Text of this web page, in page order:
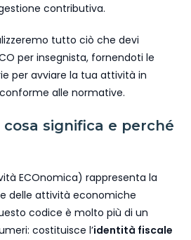
contributiva.
tutto ciò che devi
per insegnista, fornendoti le
per avviare la tua attività in
alle normative.
cosa significa e perché
ECOnomica) rappresenta la
delle attività economiche
codice è molto più di un
costituisce l’identità fiscale